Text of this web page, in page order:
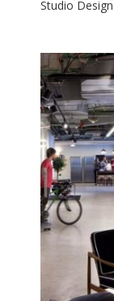
Studio Design